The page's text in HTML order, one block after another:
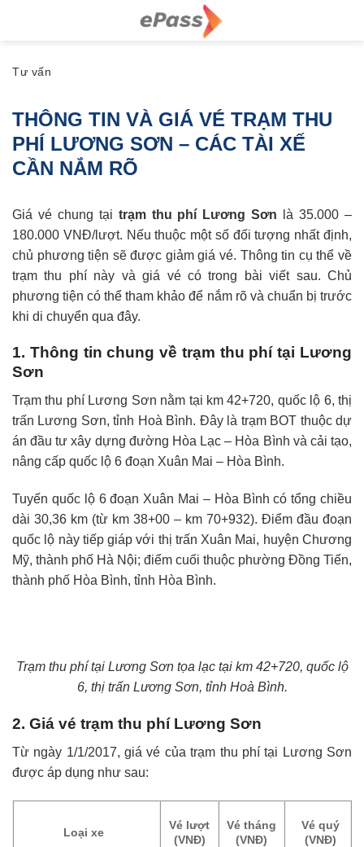
Tư vấn
THÔNG TIN VÀ GIÁ VÉ TRẠM THU
PHÍ LƯƠNG SƠN – CÁC TÀI XẾ
CẦN NẮM RÕ
Giá vé chung tại trạm thu phí Lương Sơn
là 35.000 –
180.000 VNĐ/lượt. Nếu thuộc một số đối tượng nhất định,
chủ phương tiện sẽ được giảm giá vé. Thông tin cụ thể về
trạm thu phí này và giá vé có trong bài viết sau. Chủ
phương tiện có thể tham khảo để nắm rõ và chuẩn bị trước
khi di chuyển qua đây.
1. Thông tin chung về trạm thu phí tại Lương
Sơn
Trạm thu phí Lương Sơn nằm tại km 42+720, quốc lộ 6, thị
trấn Lương Sơn, tỉnh Hoà Bình. Đây là trạm BOT thuộc dự
án đầu tư xây dựng đường Hòa Lạc – Hòa Bình và cải tạo,
nâng cấp quốc lộ 6 đoạn Xuân Mai – Hòa Bình.
Tuyến quốc lộ 6 đoạn Xuân Mai – Hòa Bình có tổng chiều
dài 30,36 km (từ km 38+00 – km 70+932). Điểm đầu đoạn
quốc lộ này tiếp giáp với thị trấn Xuân Mai, huyện Chương
Mỹ, thành phố Hà Nội; điểm cuối thuộc phường Đồng Tiến,
thành phố Hòa Bình, tỉnh Hòa Bình.
Trạm thu phí tại Lương Sơn tọa lạc tại km 42+720, quốc lộ
6, thị trấn Lương Sơn, tỉnh Hoà Bình.
2. Giá vé trạm thu phí Lương Sơn
Từ ngày 1/1/2017, giá vé của trạm thu phí tại Lương Sơn
được áp dụng như sau:
Loại xe
Vé lượt
(VNĐ)
Vé tháng
(VNĐ)
Vé quý
(VNĐ)